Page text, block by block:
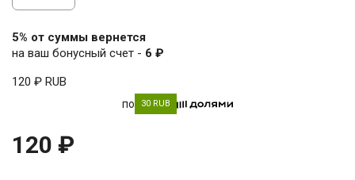
5% от суммы вернется
на ваш бонусный счет - 6 ₽
120 ₽ RUB
по 30 RUB
120 ₽